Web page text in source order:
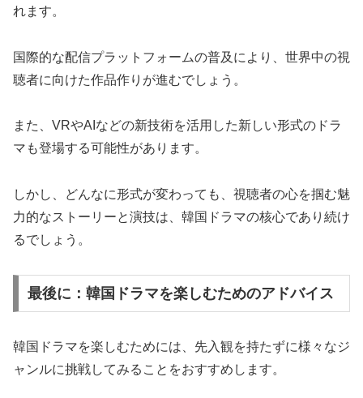
れます。
国際的な配信プラットフォームの普及により、世界中の視
聴者に向けた作品作りが進むでしょう。
また、VRやAIなどの新技術を活用した新しい形式のドラ
マも登場する可能性があります。
しかし、どんなに形式が変わっても、視聴者の心を掴む魅
力的なストーリーと演技は、韓国ドラマの核心であり続け
るでしょう。
最後に：韓国ドラマを楽しむためのアドバイス
韓国ドラマを楽しむためには、先入観を持たずに様々なジ
ャンルに挑戦してみることをおすすめします。